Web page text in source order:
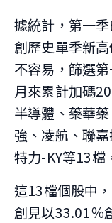
據統計，第一
創歷史單季新
不容易，篩選
月來累計加碼
半導體、藥華
強、凌航、聯
特力-KY等13檔
這13檔個股中
創見以33.01％